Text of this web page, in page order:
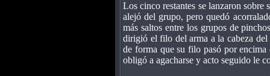
Los cinco restantes se lanzaron
alejó del grupo, pero quedó
más saltos entre los grupos de
dirigió el filo del arma a la cabeza del
de forma que su filo pasó por
obligó a agacharse y acto seguido le